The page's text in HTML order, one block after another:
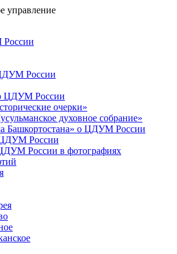
управление
России
ЦДУМ России
очерки»
духовное собрание»
Башкортостана» о ЦДУМ России
России
России в фотографиях